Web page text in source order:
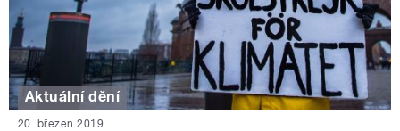
Aktuální dění
20. březen 2019